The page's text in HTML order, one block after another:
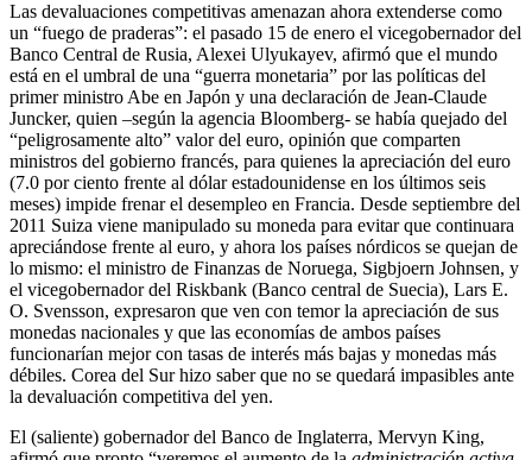
Las devaluaciones competitivas amenazan ahora extenderse como
un “fuego de praderas”: el pasado 15 de enero el vicegobernador del
Banco Central de Rusia, Alexei Ulyukayev, afirmó que el mundo
está en el umbral de una “guerra monetaria” por las políticas del
primer ministro Abe en Japón y una declaración de Jean-Claude
Juncker, quien –según la agencia Bloomberg- se había quejado del
“peligrosamente alto” valor del euro, opinión que comparten
ministros del gobierno francés, para quienes la apreciación del euro
(7.0 por ciento frente al dólar estadounidense en los últimos seis
meses) impide frenar el desempleo en Francia. Desde septiembre del
2011 Suiza viene manipulado su moneda para evitar que continuara
apreciándose frente al euro, y ahora los países nórdicos se quejan de
lo mismo: el ministro de Finanzas de Noruega, Sigbjoern Johnsen, y
el vicegobernador del Riskbank (Banco central de Suecia), Lars E.
O. Svensson, expresaron que ven con temor la apreciación de sus
monedas nacionales y que las economías de ambos países
funcionarían mejor con tasas de interés más bajas y monedas más
débiles. Corea del Sur hizo saber que no se quedará impasibles ante
la devaluación competitiva del yen.
El (saliente) gobernador del Banco de Inglaterra, Mervyn King,